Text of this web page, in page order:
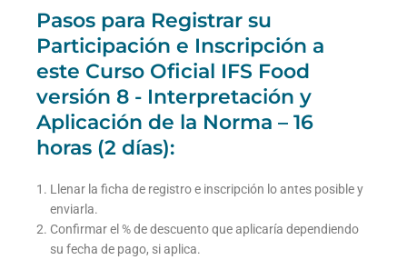
Pasos para Registrar su
Participación e Inscripción a
este Curso Oficial IFS Food
versión 8 - Interpretación y
Aplicación de la Norma – 16
horas (2 días):
Llenar la ficha de registro e inscripción lo antes posible y
enviarla.
Confirmar el % de descuento que aplicaría dependiendo
su fecha de pago, si aplica.